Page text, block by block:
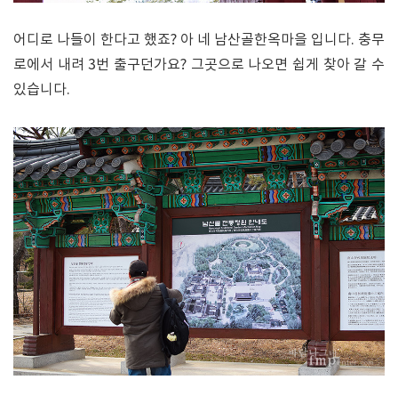
어디로 나들이 한다고 했죠? 아 네 남산골한옥마을 입니다. 충무
로에서 내려 3번 출구던가요? 그곳으로 나오면 쉽게 찾아 갈 수
있습니다.